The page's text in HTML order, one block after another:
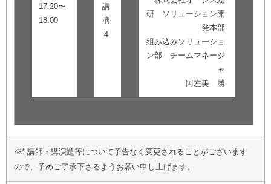
17:20〜
18:00
講
演
４
研 ソリューション開
発本部
組み込みソリューショ
ン部 チームマネージ
ャ
阿左美 勝
※* 講師・講演題等について予告なく変更されることがございます
ので、予めご了承下さるようお願い申し上げます。